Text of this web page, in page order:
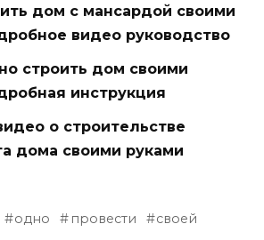
дом с мансардой своими
видео руководство
строить дом своими
инструкция
о строительстве
дома своими руками
одно провести
своей